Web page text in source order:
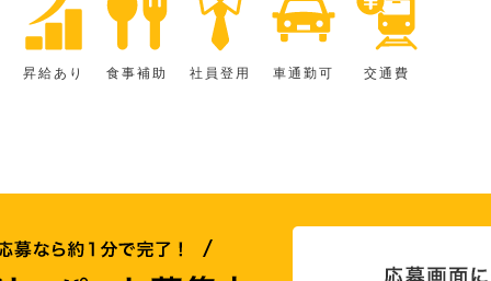
昇給あり 食事補助 社員登用 車通勤可 交通費